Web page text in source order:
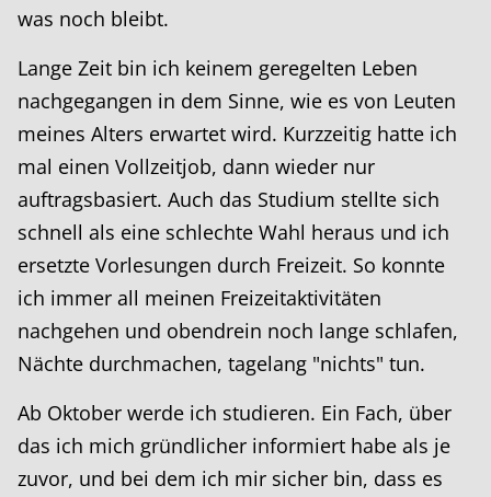
was noch bleibt.
Lange Zeit bin ich keinem geregelten Leben
nachgegangen in dem Sinne, wie es von Leuten
meines Alters erwartet wird. Kurzzeitig hatte ich
mal einen Vollzeitjob, dann wieder nur
auftragsbasiert. Auch das Studium stellte sich
schnell als eine schlechte Wahl heraus und ich
ersetzte Vorlesungen durch Freizeit. So konnte
ich immer all meinen Freizeitaktivitäten
nachgehen und obendrein noch lange schlafen,
Nächte durchmachen, tagelang "nichts" tun.
Ab Oktober werde ich studieren. Ein Fach, über
das ich mich gründlicher informiert habe als je
zuvor, und bei dem ich mir sicher bin, dass es